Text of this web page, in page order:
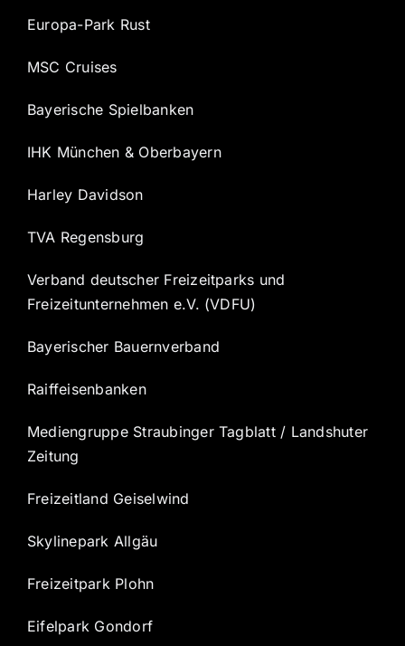
Europa-Park Rust
MSC Cruises
Bayerische Spielbanken
IHK München & Oberbayern
Harley Davidson
TVA Regensburg
Verband deutscher Freizeitparks und
Freizeitunternehmen e.V. (VDFU)
Bayerischer Bauernverband
Raiffeisenbanken
Mediengruppe Straubinger Tagblatt / Landshuter
Zeitung
Freizeitland Geiselwind
Skylinepark Allgäu
Freizeitpark Plohn
Eifelpark Gondorf